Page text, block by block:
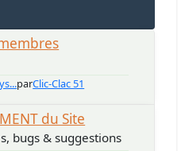
parClic-Clac 51
du Site
bugs & suggestions